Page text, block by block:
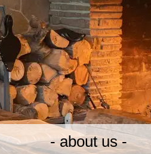
- about us -